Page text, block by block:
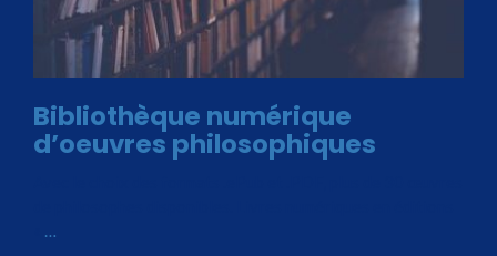
Bibliothèque numérique
d’oeuvres philosophiques
…